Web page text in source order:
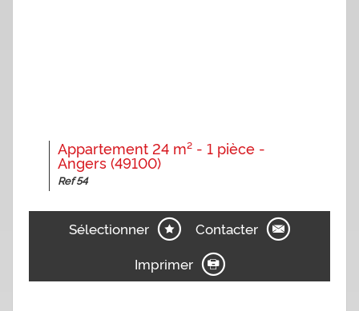
Appartement 24 m² - 1 pièce -
Angers (49100)
Ref 54
Sélectionner
Contacter
Imprimer